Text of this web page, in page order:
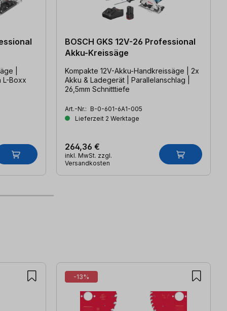
|
L-Boxx
BOSCH GKS 12V-26 Professional
Akku-Kreissäge
Kompakte 12V-Akku-Handkreissäge | 2x
Akku & Ladegerät | Parallelanschlag |
26,5mm Schnitttiefe
Art.-Nr.: B-0-601-6A1-005
Lieferzeit 2 Werktage
264,36 €
inkl. MwSt. zzgl.
Versandkosten
-13%